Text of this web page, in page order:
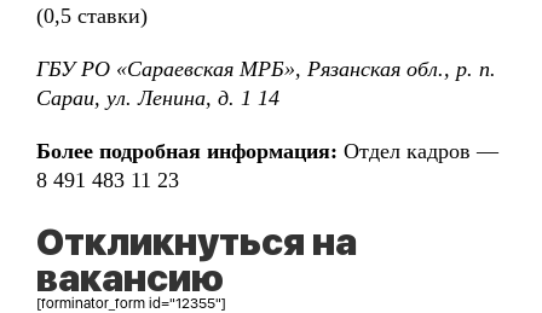
(0,5 ставки)
ГБУ РО «Сараевская МРБ», Рязанская обл., р. п.
Сараи, ул. Ленина, д. 1 14
Более подробная информация: Отдел кадров —
8 491 483 11 23
Откликнуться на
вакансию
[forminator_form id="12355"]